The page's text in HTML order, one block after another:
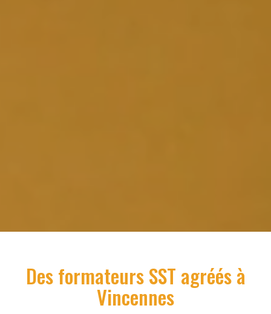
Des formateurs SST agréés à
Vincennes